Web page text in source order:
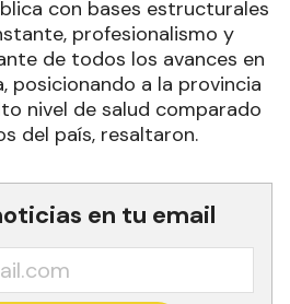
con bases estructurales
profesionalismo y
de todos los avances en
posicionando a la provincia
nivel de salud comparado
del país, resaltaron.
en tu email